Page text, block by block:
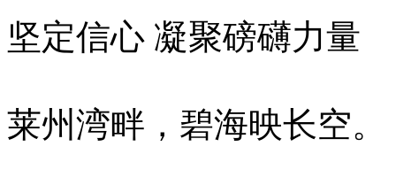
坚定信心 凝聚磅礴力量
莱州湾畔，碧海映长空。